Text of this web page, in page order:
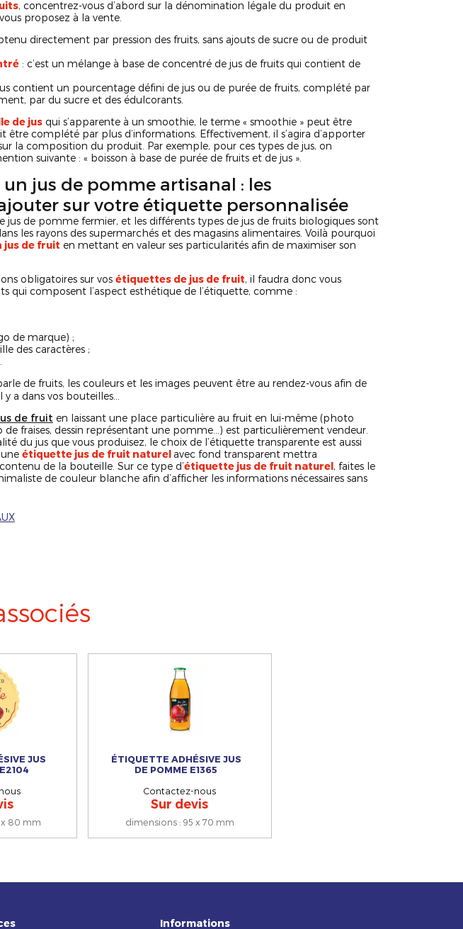
, concentrez-vous d’abord sur la dénomination légale du produit en
proposez à la vente.
directement par pression des fruits, sans ajouts de sucre ou de produit
: c’est un mélange à base de concentré de jus de fruits qui contient de
contient un pourcentage défini de jus ou de purée de fruits, complété par
par du sucre et des édulcorants.
de jus qui s’apparente à un smoothie, le terme « smoothie » peut être
être complété par plus d’informations. Effectivement, il s’agira d’apporter
la composition du produit. Par exemple, pour ces types de jus, on
suivante : « boisson à base de purée de fruits et de jus ».
jus de pomme artisanal : les
sur votre étiquette personnalisée
jus de pomme fermier, et les différents types de jus de fruits biologiques sont
les rayons des supermarchés et des magasins alimentaires. Voilà pourquoi
jus de fruit en mettant en valeur ses particularités afin de maximiser son
obligatoires sur vos étiquettes de jus de fruit, il faudra donc vous
qui composent l’aspect esthétique de l’étiquette, comme :
de marque) ;
des caractères ;
de fruits, les couleurs et les images peuvent être au rendez-vous afin de
a dans vos bouteilles…
de fruit en laissant une place particulière au fruit en lui-même (photo
de fraises, dessin représentant une pomme…) est particulièrement vendeur.
du jus que vous produisez, le choix de l’étiquette transparente est aussi
étiquette jus de fruit naturel avec fond transparent mettra
de la bouteille. Sur ce type d’étiquette jus de fruit naturel, faites le
de couleur blanche afin d’afficher les informations nécessaires sans
JUS
80 mm
ÉTIQUETTE ADHÉSIVE JUS
DE POMME E1365
Contactez-nous
Sur devis
dimensions: 95 x 70 mm
Informations